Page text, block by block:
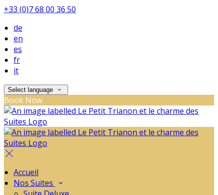
+33 (0)7 68 00 36 50
de
en
es
fr
it
Select language
Book Now
Accueil
Nos Suites